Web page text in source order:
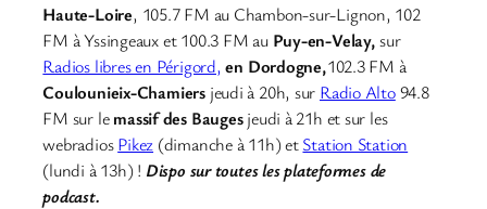
Haute-Loire, 105.7 FM au Chambon-sur-Lignon, 102
FM à Yssingeaux et 100.3 FM au Puy-en-Velay,sur
Radios libres en Périgord, en Dordogne,102.3 FM à
Coulounieix-Chamiers jeudi à 20h, sur Radio Alto94.8
FM sur lemassif des Baugesjeudi à 21h et sur les
webradiosPikez (dimanche à 11h) etStation Station
(lundi à 13h) ! Dispo sur toutes les plateformes de
podcast.